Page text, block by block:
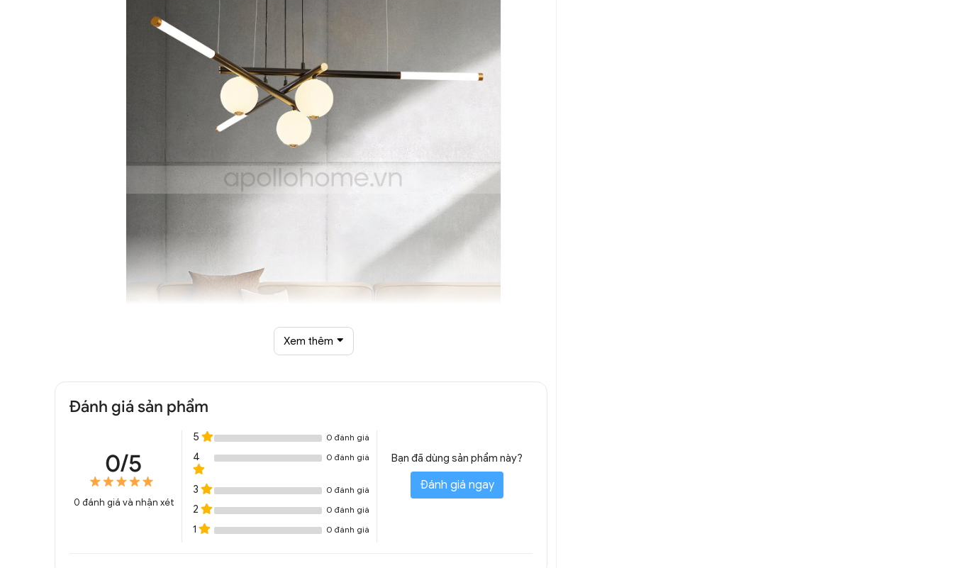
Đèn chùm thả trần hiện đại độc đáo trang trí DTT 8331A
Xem thêm
Đánh giá sản phẩm
0/5
0 đánh giá và nhận xét
5 0 đánh giá
4 0 đánh giá
3 0 đánh giá
2 0 đánh giá
1 0 đánh giá
Bạn đã dùng sản phẩm này?
Đánh giá ngay